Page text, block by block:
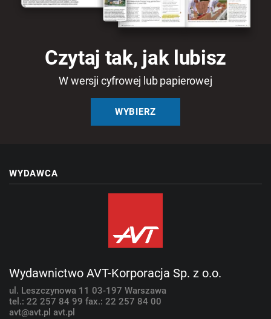
Czytaj tak, jak lubisz
W wersji cyfrowej lub papierowej
WYBIERZ
WYDAWCA
Wydawnictwo AVT-Korporacja Sp. z o.o.
ul. Leszczynowa 11 03-197 Warszawa
tel.: 22 257 84 99 fax.: 22 257 84 00
avt@avt.pl avt.pl